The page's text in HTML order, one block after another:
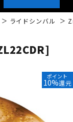
レレ
ライドシンバル
ポイント
10%還元